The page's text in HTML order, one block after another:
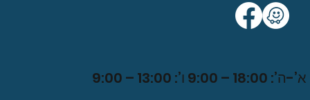
א’-ה’: 18:00 – 9:00 ו’: 13:00 – 9:0 0